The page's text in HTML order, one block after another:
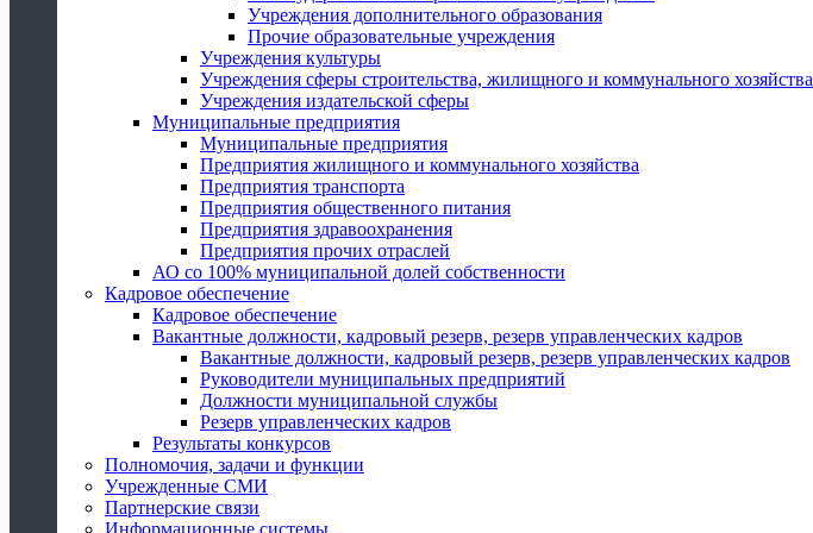
Учреждения дополнительного образования
Прочие образовательные учреждения
Учреждения культуры
Учреждения сферы строительства, жилищного и коммунального хозяйства
Учреждения издательской сферы
Муниципальные предприятия
Муниципальные предприятия
Предприятия жилищного и коммунального хозяйства
Предприятия транспорта
Предприятия общественного питания
Предприятия здравоохранения
Предприятия прочих отраслей
АО со 100% муниципальной долей собственности
Кадровое обеспечение
Кадровое обеспечение
Вакантные должности, кадровый резерв, резерв управленческих кадров
Вакантные должности, кадровый резерв, резерв управленческих кадров
Руководители муниципальных предприятий
Должности муниципальной службы
Резерв управленческих кадров
Результаты конкурсов
Полномочия, задачи и функции
Учрежденные СМИ
Партнерские связи
Информационные системы